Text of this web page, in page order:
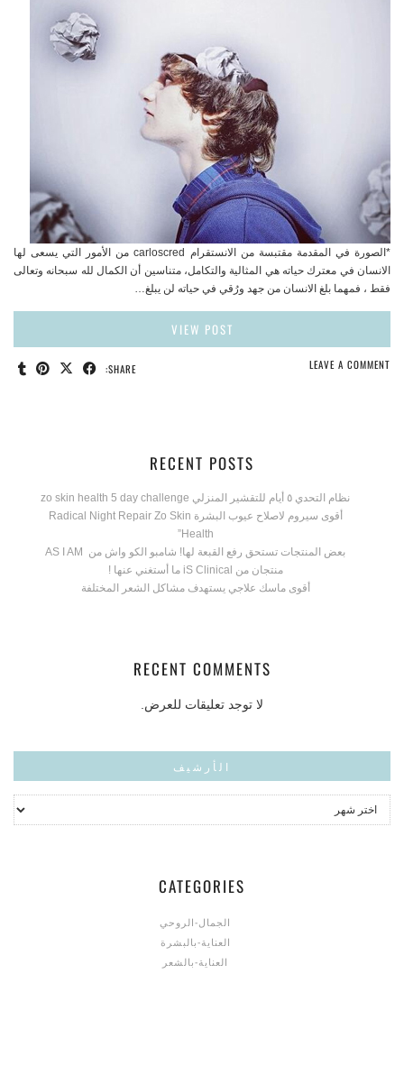
*الصورة في المقدمة مقتبسة من الانستقرام carloscred من الأمور التي يسعى لها
الانسان في معترك حياته هي المثالية والتكامل، متناسين أن الكمال لله سبحانه وتعالى
فقط ، فمهما بلغ الانسان من جهد ورُقي في حياته لن يبلغ…
VIEW POST
SHARE: LEAVE A COMMENT
RECENT POSTS
نظام التحدي ٥ أيام للتقشير المنزلي zo skin health 5 day challenge
أقوى سيروم لاصلاح عيوب البشرة Radical Night Repair Zo Skin
Health”
بعض المنتجات تستحق رفع القبعة لها! شامبو الكو واش من AS I AM
منتجان من iS Clinical ما أستغني عنها !
أقوى ماسك علاجي يستهدف مشاكل الشعر المختلفة
RECENT COMMENTS
لا توجد تعليقات للعرض.
الأرشيف
CATEGORIES
الجمال-الروحي
العناية-بالبشرة
العناية-بالشعر